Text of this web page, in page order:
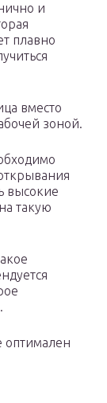
и
плавно
вместо
зоной.
высокие
такую
оптимален